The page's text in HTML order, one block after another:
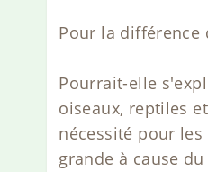
Pour la différence
Pourrait-elle
oiseaux, reptiles
nécessité pour
grande à cause